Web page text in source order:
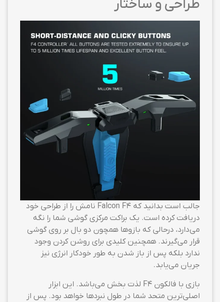
طراحی و ساختار
جالب است بدانید که Falcon F4 نامش را از طراحی خود
دریافت کرده است. یک براکت مرکزی گوشی شما را نگه
می‌دارد، درحالی که بازوها همچون دو بال بر روی گوشی
قرار می‌گیرند. همچنین کلیدی برای روشن کردن وجود
ندارد بلکه پس از باز شدن به طور خودکار انرژی نیز
جریان می‌یابد.
بازی با فالکون F4 لذت بخش می‌باشد. این ابزار
اصلی‌ترین متحد شما در طول نبردها خواهد بود. پس از